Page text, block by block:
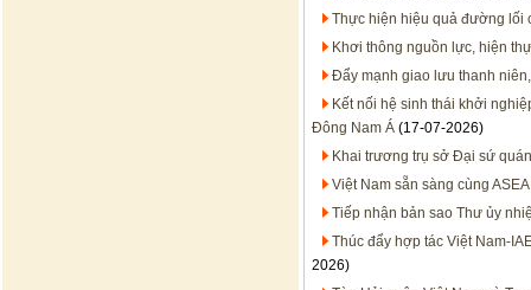
Thực hiện hiệu quả đường lối
Khơi thông nguồn lực, hiện
Đẩy mạnh giao lưu thanh
Kết nối hệ sinh thái khởi
Đông Nam Á (17-07-2026)
Khai trương trụ sở Đại sứ
Việt Nam sẵn sàng cùng
Tiếp nhận bản sao Thư ủy
Thúc đẩy hợp tác Việt Nam-
2026)